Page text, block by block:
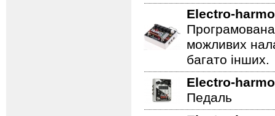
Electro-
можливих
багато інших.
Electro-
Педаль